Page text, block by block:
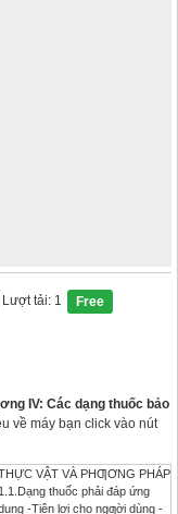
| Lượt tải: 1 Free
IV: Các dạng thuốc bảo
về máy bạn click vào nút
VẬT VÀ PHƢƠNG PHÁP
thuốc phải đáp ứng
-Tiện lợi cho ngƣời dùng -